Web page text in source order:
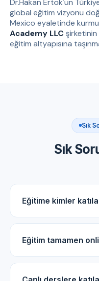
Dr.Hakan Ertok'un
global eğitim vizyonu
Mexico eyaletinde
Academy LLC şirketinin
eğitim altyapısına
Sık
Sık
Eğitime kimler
Akupunktur uygulama
doktorları ve diş
Eğitim tamamen
Evet. Eğitim online
dersler, kayıtlı video